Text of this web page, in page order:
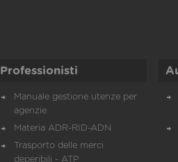
Professionisti
Manuale gestione utenze per
agenzie
Materia ADR-RID-ADN
Trasporto delle merci
deperibili - ATP